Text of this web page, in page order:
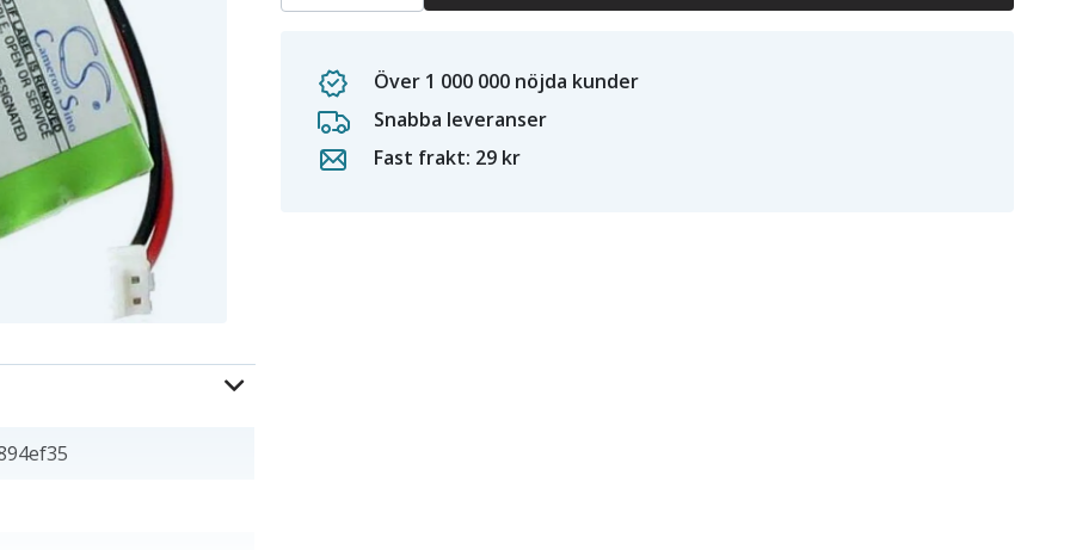
Över 1 000 000 nöjda kunder
Snabba leveranser
Fast frakt: 29 kr